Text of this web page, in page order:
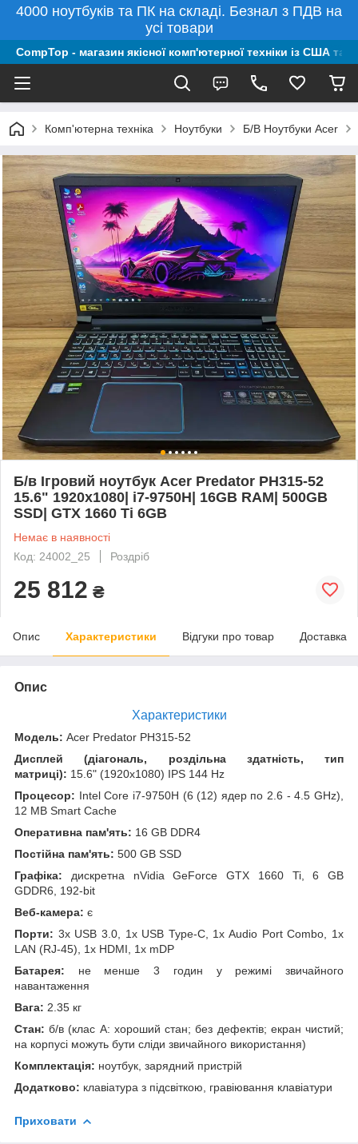
4000 ноутбуків та ПК на складі. Безнал з ПДВ на
усі товари
CompTop - магазин якісної комп'ютерної техніки із США та
Комп'ютерна техніка Ноутбуки Б/В Ноутбуки Acer
Б/в Ігровий ноутбук Acer Predator PH315-52
15.6" 1920x1080| i7-9750H| 16GB RAM| 500GB
SSD| GTX 1660 Ti 6GB
Немає в наявності
Код: 24002_25
Роздріб
25 812 ₴
Опис Характеристики Відгуки про товар Доставка
Опис
Характеристики
Модель: Acer Predator PH315-52
Дисплей (діагональ, роздільна здатність, тип
матриці): 15.6" (1920x1080) IPS 144 Hz
Процесор: Intel Core i7-9750H (6 (12) ядер по 2.6 - 4.5 GHz),
12 MB Smart Cache
Оперативна пам'ять: 16 GB DDR4
Постійна пам'ять: 500 GB SSD
Графіка: дискретна nVidia GeForce GTX 1660 Ti, 6 GB
GDDR6, 192-bit
Веб-камера: є
Порти: 3x USB 3.0, 1x USB Type-C, 1x Audio Port Combo, 1x
LAN (RJ-45), 1x HDMI, 1x mDP
Батарея: не менше 3 годин у режимі звичайного
навантаження
Вага: 2.35 кг
Стан: б/в (клас А: хороший стан; без дефектів; екран чистий;
на корпусі можуть бути сліди звичайного використання)
Комплектація: ноутбук, зарядний пристрій
Додатково: клавіатура з підсвіткою, гравіювання клавіатури
Приховати